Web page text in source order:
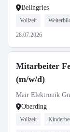
Beilngries
Vollzeit
28.07.2026
Mitarbeiter
(m/w/d)
Mair Elektronik
Oberding
Vollzeit